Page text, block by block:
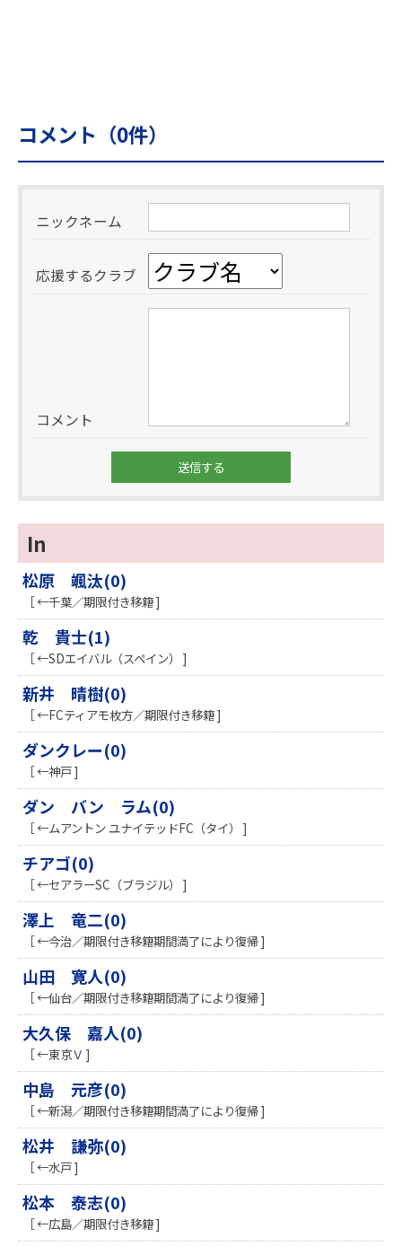
コメント（0件）
ニックネーム
応援するクラブ
コメント
In
松原 颯汰(0)
［ ←千葉／期限付き移籍 ]
乾 貴士(1)
［ ←SDエイバル（スペイン） ]
新井 晴樹(0)
［ ←FCティアモ枚方／期限付き移籍 ]
ダンクレー(0)
［ ←神戸 ]
ダン バン ラム(0)
［ ←ムアントン ユナイテッドFC（タイ） ]
チアゴ(0)
［ ←セアラーSC（ブラジル） ]
澤上 竜二(0)
［ ←今治／期限付き移籍期間満了により復帰 ]
山田 寛人(0)
［ ←仙台／期限付き移籍期間満了により復帰 ]
大久保 嘉人(0)
［ ←東京Ｖ ]
中島 元彦(0)
［ ←新潟／期限付き移籍期間満了により復帰 ]
松井 謙弥(0)
［ ←水戸 ]
松本 泰志(0)
［ ←広島／期限付き移籍 ]